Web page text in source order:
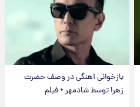
بازخوانی آهنگی در وصف حضرت
زهرا توسط شادمهر + فیلم